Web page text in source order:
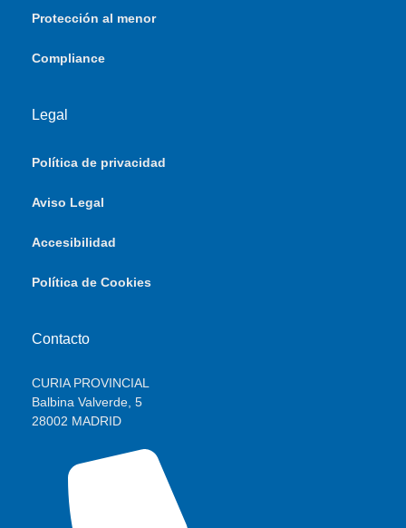
Protección al menor
Compliance
Legal
Política de privacidad
Aviso Legal
Accesibilidad
Política de Cookies
Contacto
CURIA PROVINCIAL
Balbina Valverde, 5
28002 MADRID